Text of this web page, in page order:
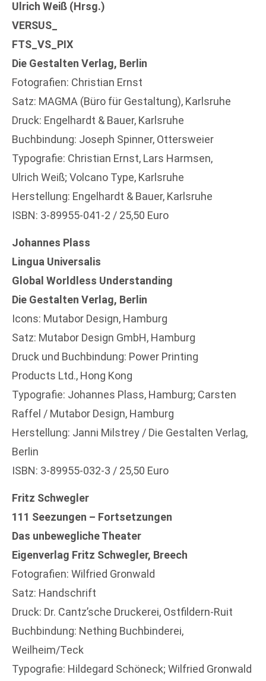
Ulrich Weiß (Hrsg.)
VERSUS_
FTS_VS_PIX
Die Gestalten Verlag, Berlin
Fotografien: Christian Ernst
Satz: MAGMA (Büro für Gestaltung), Karlsruhe
Druck: Engelhardt & Bauer, Karlsruhe
Buchbindung: Joseph Spinner, Ottersweier
Typografie: Christian Ernst, Lars Harmsen,
Ulrich Weiß; Volcano Type, Karlsruhe
Herstellung: Engelhardt & Bauer, Karlsruhe
ISBN: 3-89955-041-2 / 25,50 Euro
Johannes Plass
Lingua Universalis
Global Worldless Understanding
Die Gestalten Verlag, Berlin
Icons: Mutabor Design, Hamburg
Satz: Mutabor Design GmbH, Hamburg
Druck und Buchbindung: Power Printing
Products Ltd., Hong Kong
Typografie: Johannes Plass, Hamburg; Carsten
Raffel / Mutabor Design, Hamburg
Herstellung: Janni Milstrey / Die Gestalten Verlag,
Berlin
ISBN: 3-89955-032-3 / 25,50 Euro
Fritz Schwegler
111 Seezungen – Fortsetzungen
Das unbewegliche Theater
Eigenverlag Fritz Schwegler, Breech
Fotografien: Wilfried Gronwald
Satz: Handschrift
Druck: Dr. Cantz’sche Druckerei, Ostfildern-Ruit
Buchbindung: Nething Buchbinderei,
Weilheim/Teck
Typografie: Hildegard Schöneck; Wilfried Gronwald